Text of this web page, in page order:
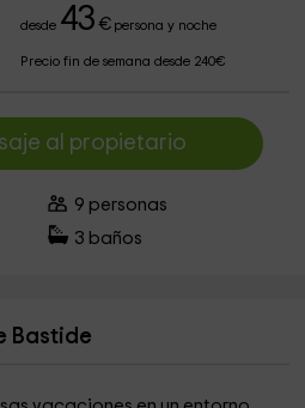
desde 43 €persona y noche
Precio fin de semana desde 240€
al propietario
9 personas
3 baños
Bastide